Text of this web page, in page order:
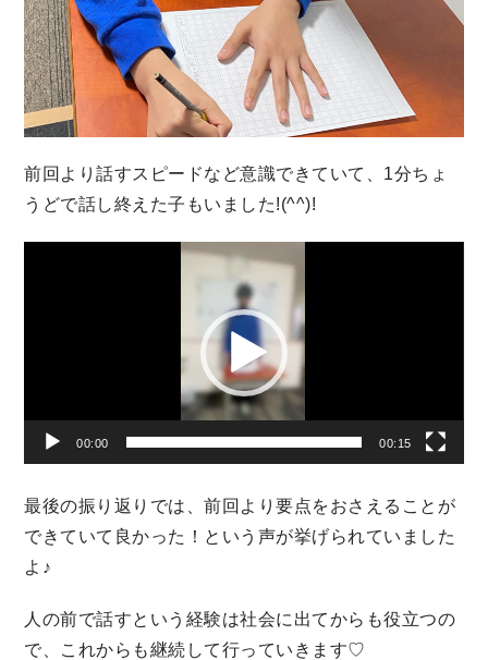
前回より話すスピードなど意識できていて、1分ちょ
うどで話し終えた子もいました!(^^)!
00:00 00:15
最後の振り返りでは、前回より要点をおさえることが
できていて良かった！という声が挙げられていました
よ♪
人の前で話すという経験は社会に出てからも役立つの
で、これからも継続して行っていきます♡